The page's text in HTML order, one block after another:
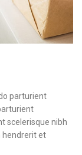
parturient
scelerisque nibh
hendrerit et